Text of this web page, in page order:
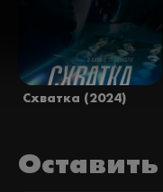
Схватка (2024)